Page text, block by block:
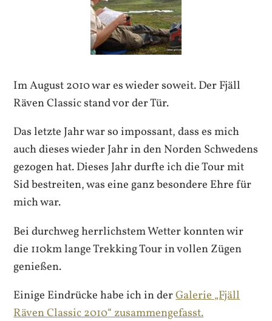
Im August 2010 war es wieder soweit. Der Fjäll
Räven Classic stand vor der Tür.
Das letzte Jahr war so impossant, dass es mich
auch dieses wieder Jahr in den Norden Schwedens
gezogen hat. Dieses Jahr durfte ich die Tour mit
Sid bestreiten, was eine ganz besondere Ehre für
mich war.
Bei durchweg herrlichstem Wetter konnten wir
die 110km lange Trekking Tour in vollen Zügen
genießen.
Einige Eindrücke habe ich in derGalerie „Fjäll
Räven Classic 2010“ zusammengefasst.